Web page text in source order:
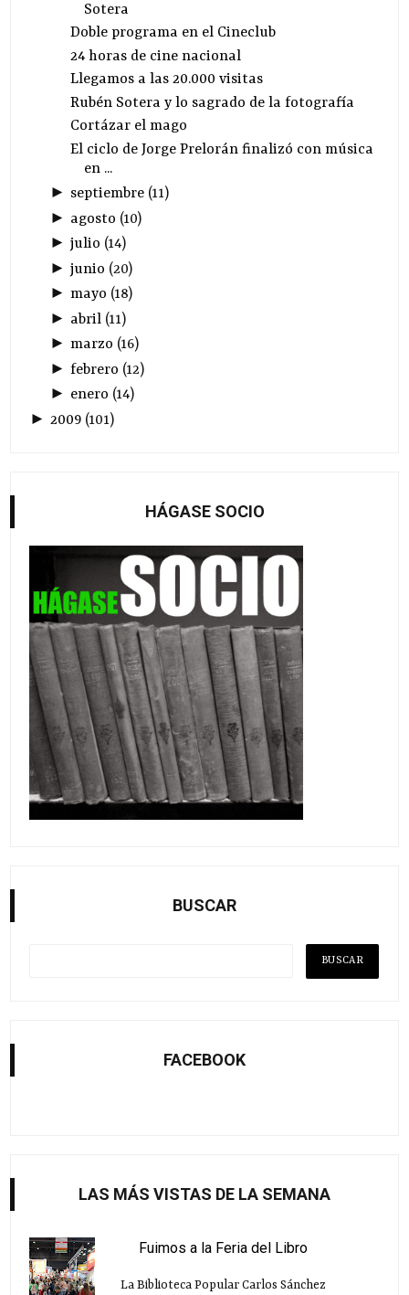
Sotera
Doble programa en el Cineclub
24 horas de cine nacional
Llegamos a las 20.000 visitas
Rubén Sotera y lo sagrado de la fotografía
Cortázar el mago
El ciclo de Jorge Prelorán finalizó con música
en ...
► septiembre(11)
► agosto (10)
► julio (14)
► junio (20)
► mayo (18)
► abril(11)
► marzo (16)
► febrero (12)
► enero (14)
► 2009 (101)
HÁGASE SOCIO
BUSCAR
FACEBOOK
LAS MÁS VISTAS DE LA SEMANA
Fuimos a la Feria del Libro
La Biblioteca Popular Carlos Sánchez